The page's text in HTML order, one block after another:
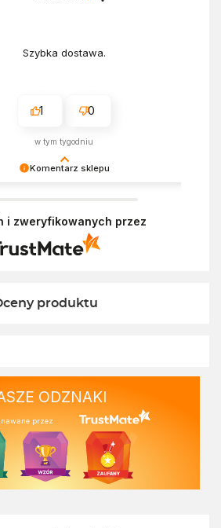
Komentarz sklepu
zaopatrujących się w
Mamy nadzieję, że do nas wrócisz :)
Szybka dostawa.
1 0
w tym tygodniu
i zweryfikowanych przez
produktu
ODZNAKI
przez